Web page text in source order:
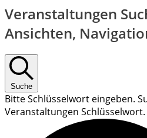
Veranstaltungen
Ansichten,
Suche
Bitte Schlüsselwort eingeben.
Veranstaltungen Schlüsselwort.